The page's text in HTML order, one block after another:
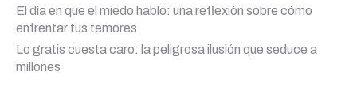
El día en que el miedo habló: una reflexión sobre cómo
enfrentar tus temores
Lo gratis cuesta caro: la peligrosa ilusión que seduce a
millones